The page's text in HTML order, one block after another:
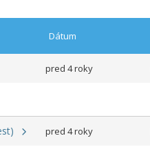
Dátum
pred 4 roky
pred 4 roky